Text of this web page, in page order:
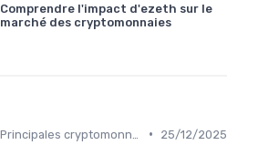
Comprendre l'impact d'ezeth sur le
marché des cryptomonnaies
•
25/12/2025